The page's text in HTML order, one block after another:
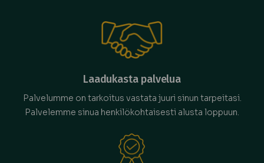
Laadukasta palvelua
Palvelumme on tarkoitus vastata juuri sinun tarpeitasi.
Palvelemme sinua henkilökohtaisesti alusta loppuun.